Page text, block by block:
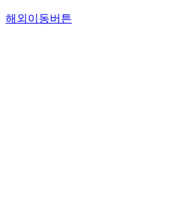
해외이동버튼